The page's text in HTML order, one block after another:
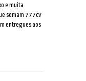
e muita
somam 777cv
entregues aos